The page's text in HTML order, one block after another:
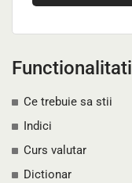
Functionalitati
Ce trebuie sa stii
Indici
Curs valutar
Dictionar